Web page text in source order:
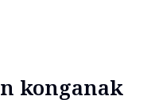
konganak